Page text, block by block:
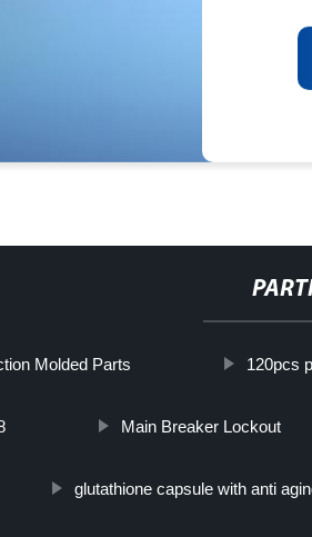
Molded Parts 120pcs
Main Breaker Lockout
glutathione capsule with anti